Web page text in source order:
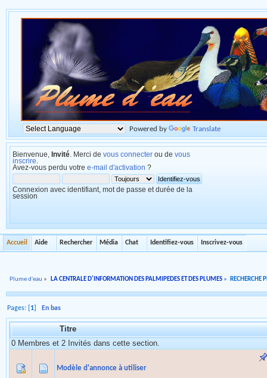
Powered by Translate
Bienvenue, Invité . Merci de vous connecter ou de vous
inscrire
Avez-vous perdu votre e-mail d'activation ?
Connexion avec identifiant, mot de passe et durée de la
session
Accueil Aide Rechercher Média Chat Identifiez-vous Inscrivez-vous
Plume d'eau » LA CENTRALE D'INFORMATION DES PALMIPEDES ET DES PLUMES » RECHERCHE
Pages: [ 1 ]En bas
Titre
0 Membres et 2 Invités dans cette section.
Modèle d'annonce à utiliser